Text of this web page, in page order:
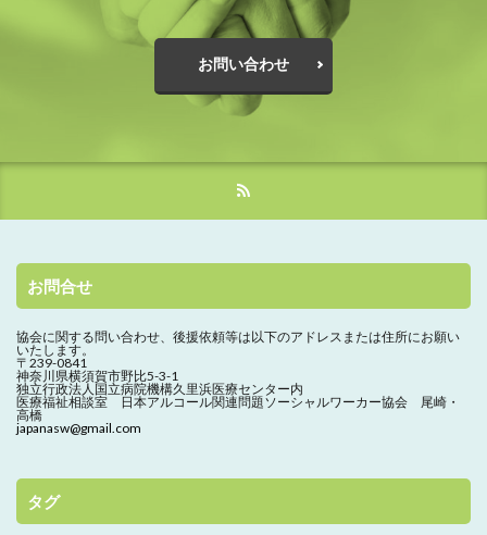
お問い合わせ
お問合せ
協会に関する問い合わせ、 後援依頼等は以下のアドレスまたは住所にお願い
いたします。
〒239-0841
神奈川県横須賀市野比5-3-1
独立行政法人国立病院機構久里浜医療センター内
医療福祉相談室 日本アルコール関連問題ソーシャルワーカー協会 尾崎・
高橋
japanasw@gmail.com
タグ